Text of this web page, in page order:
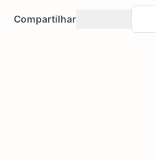
Compartilhar